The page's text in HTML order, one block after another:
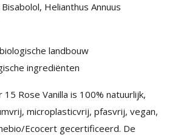
Helianthus Annuus
landbouw
ingrediënten
15 Rose Vanilla is 100% natuurlijk,
microplasticvrij, pfasvrij, vegan,
Ecocert gecertificeerd. De